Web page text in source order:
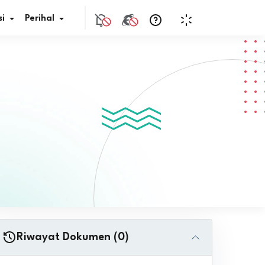
JDIH
Perihal
Riwayat Dokumen (0)